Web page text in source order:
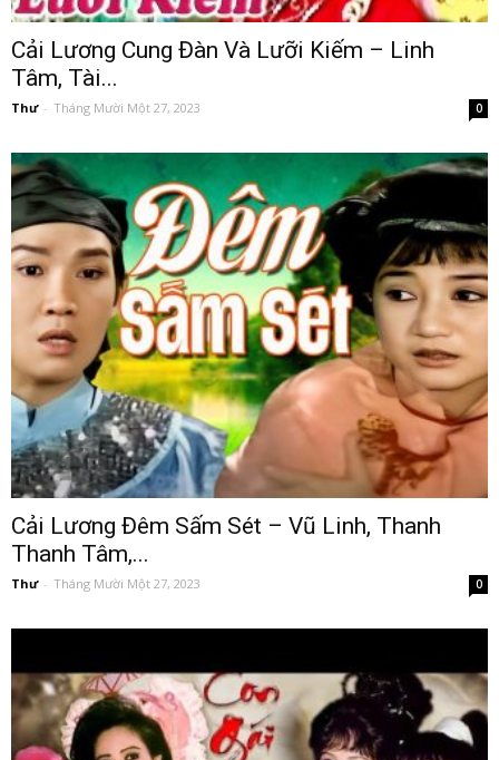
Cải Lương Cung Đàn Và Lưỡi Kiếm – Linh
Tâm, Tài...
Thư - Tháng Mười Một 27, 2023 0
Cải Lương Đêm Sấm Sét – Vũ Linh, Thanh
Thanh Tâm,...
Thư - Tháng Mười Một 27, 2023 0